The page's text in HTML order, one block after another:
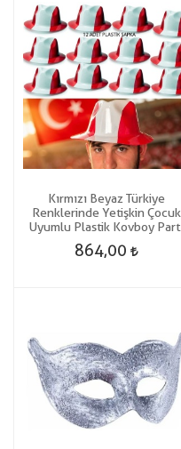
Kırmızı Beyaz Türkiye
Renklerinde Yetişkin Çocuk
Uyumlu Plastik Kovboy Parti
864,00